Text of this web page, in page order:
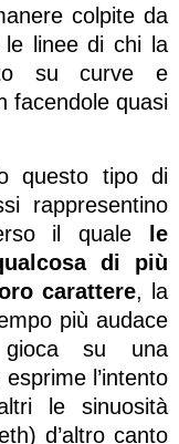
colpite da
le linee di chi la
su curve e
facendole quasi
questo tipo di
rappresentino
il quale
le
di più
carattere, la
più audace
su una
l’intento
le sinuosità
d’altro canto